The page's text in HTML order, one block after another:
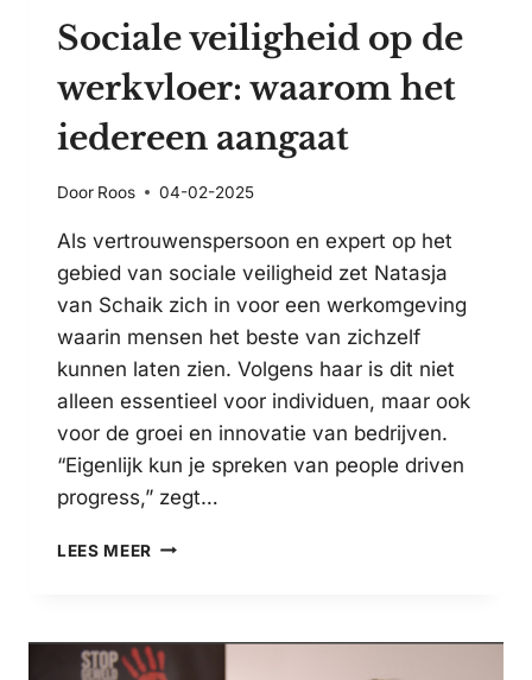
Sociale veiligheid op de
werkvloer: waarom het
iedereen aangaat
Door Roos 04-02-2025
Als vertrouwenspersoon en expert op het
gebied van sociale veiligheid zet Natasja
van Schaik zich in voor een werkomgeving
waarin mensen het beste van zichzelf
kunnen laten zien. Volgens haar is dit niet
alleen essentieel voor individuen, maar ook
voor de groei en innovatie van bedrijven.
“Eigenlijk kun je spreken van people driven
progress,” zegt…
LEES MEER SOCIALE
WERKVLOER:
WAAROM